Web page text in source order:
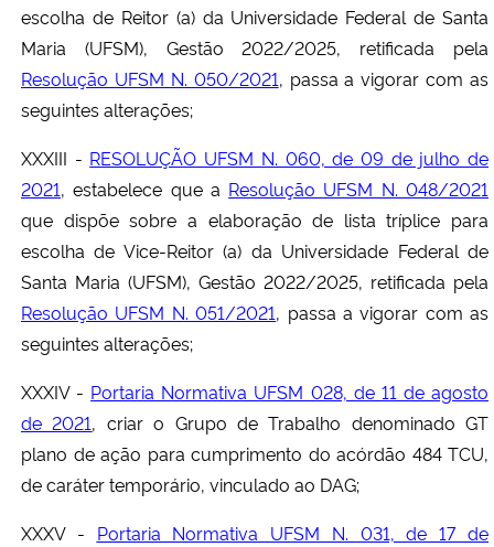
escolha de Reitor (a) da Universidade Federal de Santa
Maria (UFSM), Gestão 2022/2025, retificada pela
Resolução UFSM N. 050/2021, passa a vigorar com as
seguintes alterações;
XXXIII - RESOLUÇÃO UFSM N. 060, de 09 de julho de
2021, estabelece que a Resolução UFSM N. 048/2021
que dispõe sobre a elaboração de lista tríplice para
escolha de Vice-Reitor (a) da Universidade Federal de
Santa Maria (UFSM), Gestão 2022/2025, retificada pela
Resolução UFSM N. 051/2021, passa a vigorar com as
seguintes alterações;
XXXIV - Portaria Normativa UFSM 028, de 11 de agosto
de 2021, criar o Grupo de Trabalho denominado GT
plano de ação para cumprimento do acórdão 484 TCU,
de caráter temporário, vinculado ao DAG;
XXXV - Portaria Normativa UFSM N. 031, de 17 de